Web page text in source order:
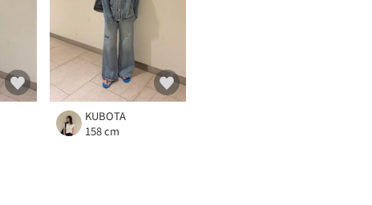
KUBOTA
158 cm